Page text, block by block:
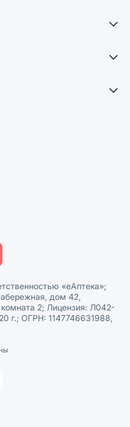
персональных данных
«еАптека»;
дом 42,
2; Лицензия: Л042-
г.; ОГРН: 1147746631988,